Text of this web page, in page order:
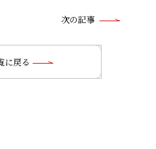
次の記事
に戻る